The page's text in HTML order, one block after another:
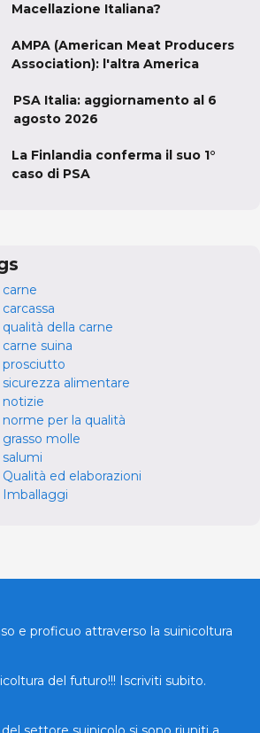
Macellazione Italiana?
AMPA (American Meat Producers
Association): l'altra America
PSA Italia: aggiornamento al 6
agosto 2026
La Finlandia conferma il suo 1°
caso di PSA
carne
carcassa
qualità della carne
carne suina
prosciutto
sicurezza alimentare
notizie
norme per la qualità
grasso molle
salumi
Qualità ed elaborazioni
Imballaggi
e proficuo attraverso la suinicoltura
del futuro!!! Iscriviti subito.